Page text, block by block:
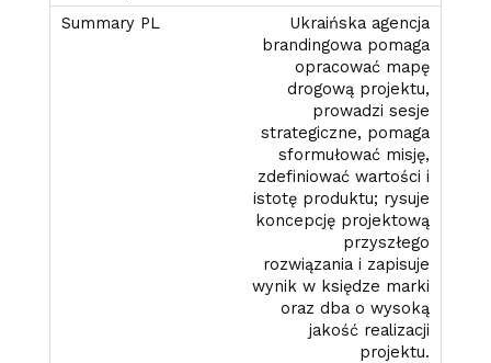
Ukraińska agencja
brandingowa pomaga
opracować mapę
drogową projektu,
prowadzi sesje
strategiczne, pomaga
sformułować misję,
zdefiniować wartości i
istotę produktu; rysuje
koncepcję projektową
przyszłego
rozwiązania i zapisuje
wynik w księdze marki
oraz dba o wysoką
jakość realizacji
projektu.